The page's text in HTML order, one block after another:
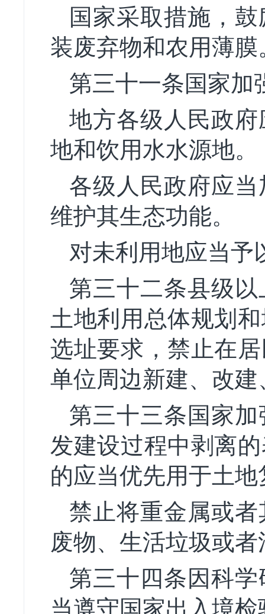
国家采取措施，
装废弃物和农用薄膜
第三十一条国家加
地方各级人民政
地和饮用水水源地。
各级人民政府应
维护其生态功能。
对未利用地应当予
第三十二条县级
土地利用总体规划
选址要求，禁止在
单位周边新建、改
第三十三条国家
发建设过程中剥离
的应当优先用于土
禁止将重金属或
废物、生活垃圾或
第三十四条因科
当遵守国家出入境